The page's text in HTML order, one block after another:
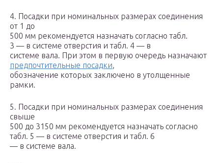
4. Посадки при номинальных размерах соединения
от 1 до
500 мм рекомендуется назначать согласно табл.
3 — в системе отверстия и табл. 4 — в
системе вала. При этом в первую очередь назначают
предпочтительные посадки,
обозначение которых заключено в утолщенные
рамки.
5. Посадки при номинальных размерах соединения
свыше
500 до 3150 мм рекомендуется назначать согласно
табл. 5 — в системе отверстия и табл. 6
— в системе вала.